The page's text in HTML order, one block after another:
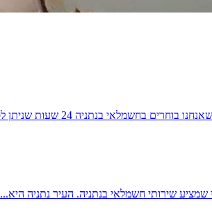
שירותי חשמלאי בנתניה. העיר נתניה היא...